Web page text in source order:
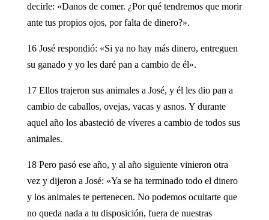
decirle: «Danos de comer. ¿Por qué tendremos que morir
ante tus propios ojos, por falta de dinero?».
16 José respondió: «Si ya no hay más dinero, entreguen
su ganado y yo les daré pan a cambio de él».
17 Ellos trajeron sus animales a José, y él les dio pan a
cambio de caballos, ovejas, vacas y asnos. Y durante
aquel año los abasteció de víveres a cambio de todos sus
animales.
18 Pero pasó ese año, y al año siguiente vinieron otra
vez y dijeron a José: «Ya se ha terminado todo el dinero
y los animales te pertenecen. No podemos ocultarte que
no queda nada a tu disposición, fuera de nuestras